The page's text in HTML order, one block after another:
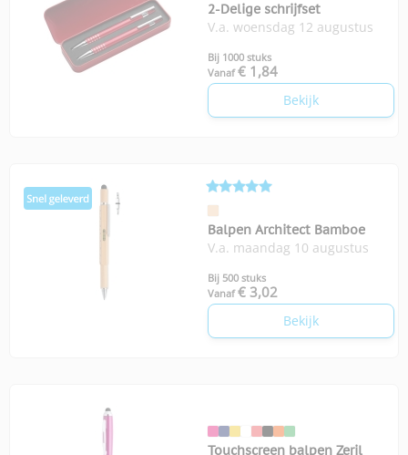
2-Delige schrijfset
V.a. woensdag 12 augustus
Bij 1000 stuks
Vanaf € 1,84
Bekijk
Balpen Architect Bamboe
V.a. maandag 10 augustus
Bij 500 stuks
Vanaf € 3,02
Bekijk
Touchscreen balpen Zeril